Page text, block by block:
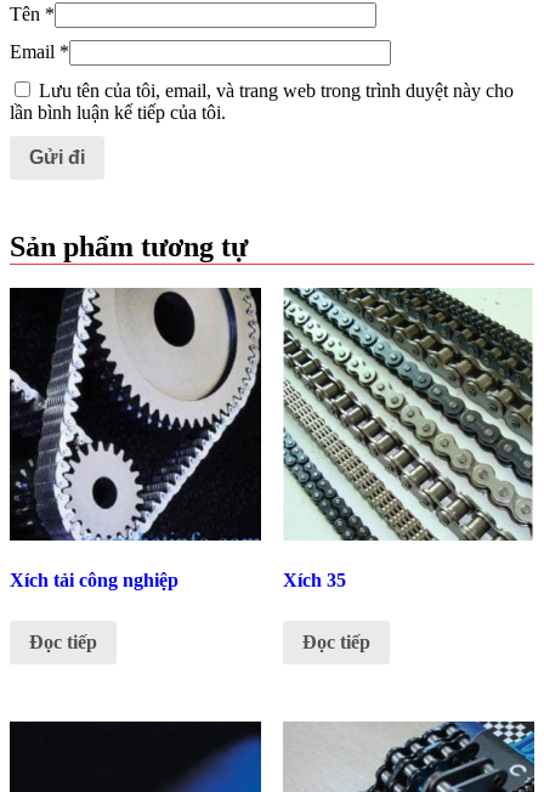
Tên *
Email *
Lưu tên của tôi, email, và trang web trong trình duyệt này cho
lần bình luận kế tiếp của tôi.
Sản phẩm tương tự
Xích tải công nghiệp
Đọc tiếp
Xích 35
Đọc tiếp